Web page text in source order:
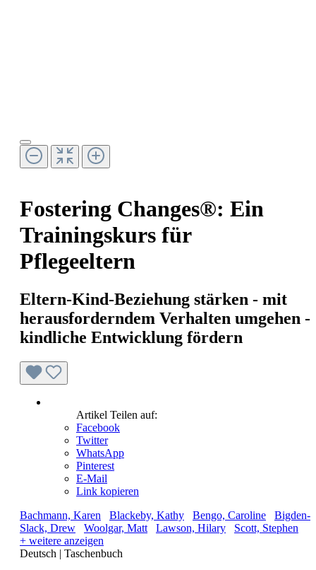
Fostering Changes®: Ein
Trainingskurs für
Pflegeeltern
Eltern-Kind-Beziehung stärken - mit
herausforderndem Verhalten umgehen -
kindliche Entwicklung fördern
Artikel Teilen auf:
Facebook
Twitter
WhatsApp
Pinterest
E-Mail
Link kopieren
Bachmann, Karen
Blackeby, Kathy Bengo, Caroline
Bigden-
Slack, Drew
Woolgar, Matt Lawson, Hilary
Scott, Stephen
+ weitere anzeigen
Deutsch | Taschenbuch